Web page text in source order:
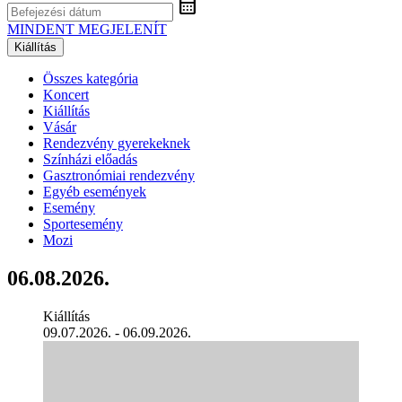
calendar_month
MINDENT MEGJELENÍT
Kiállítás
Összes kategória
Koncert
Kiállítás
Vásár
Rendezvény gyerekeknek
Színházi előadás
Gasztronómiai rendezvény
Egyéb események
Esemény
Sportesemény
Mozi
06.08.2026.
Kiállítás
09.07.2026. - 06.09.2026.